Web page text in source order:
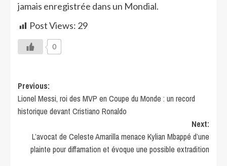
jamais enregistrée dans un Mondial.
Post Views: 29
0
Previous:
Lionel Messi, roi des MVP en Coupe du Monde : un record
historique devant Cristiano Ronaldo
Next:
L’avocat de Celeste Amarilla menace Kylian Mbappé d’une
plainte pour diffamation et évoque une possible extradition